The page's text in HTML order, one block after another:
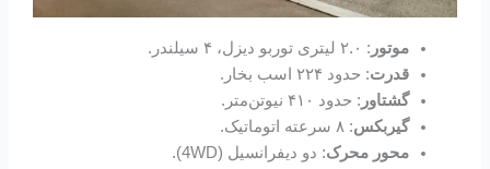
موتور : ۲.۰ لیتری توربو دیزل، ۴ سیلندر.
قدرت: حدود ۲۲۴ اسب بخار.
گشتاور : حدود ۴۱۰ نیوتن‌متر.
گیربکس: ۸ سرعته اتوماتیک.
محور محرک: دو دیفرانسیل (4WD).